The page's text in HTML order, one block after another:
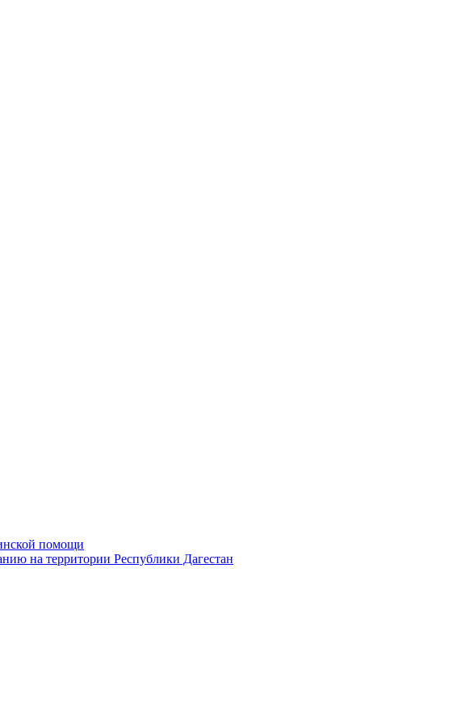
помощи
на территории Республики Дагестан